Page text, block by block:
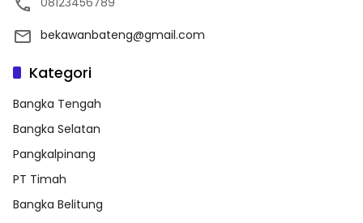
bekawanbateng@gmail.com
Kategori
Bangka Tengah
Bangka Selatan
Pangkalpinang
PT Timah
Bangka Belitung